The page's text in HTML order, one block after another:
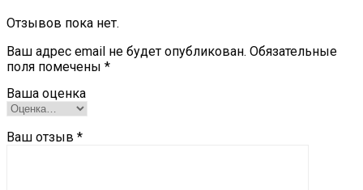
Отзывов пока нет.
Ваш адрес email не будет опубликован. Обязательные
поля помечены *
Ваша оценка
Ваш отзыв *